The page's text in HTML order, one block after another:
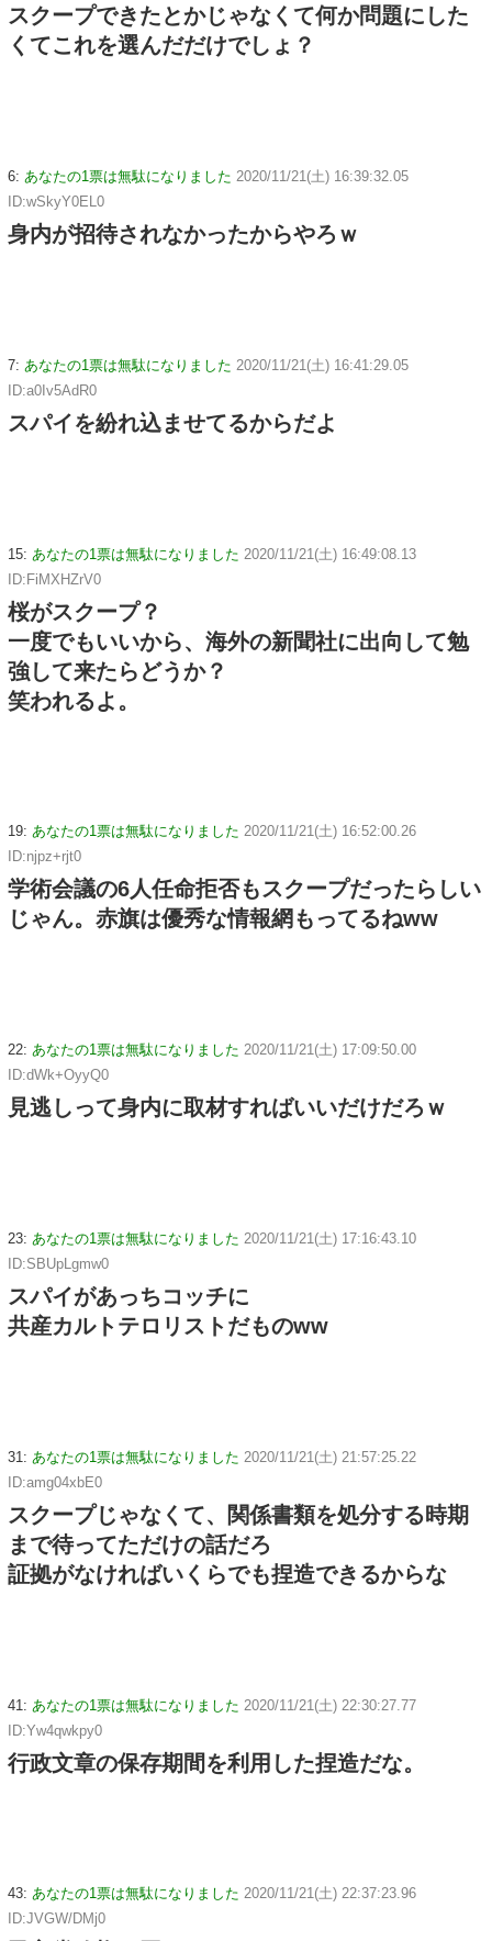
スクープできたとかじゃなくて何か問題にした
くてこれを選んだだけでしょ？
6: あなたの1票は無駄になりました 2020/11/21(土) 16:39:32.05
ID:wSkyY0EL0
身内が招待されなかったからやろｗ
7: あなたの1票は無駄になりました 2020/11/21(土) 16:41:29.05
ID:a0Iv5AdR0
スパイを紛れ込ませてるからだよ
15: あなたの1票は無駄になりました 2020/11/21(土) 16:49:08.13
ID:FiMXHZrV0
桜がスクープ？
一度でもいいから、海外の新聞社に出向して勉
強して来たらどうか？
笑われるよ。
19: あなたの1票は無駄になりました 2020/11/21(土) 16:52:00.26
ID:njpz+rjt0
学術会議の6人任命拒否もスクープだったらしい
じゃん。赤旗は優秀な情報網もってるねww
22: あなたの1票は無駄になりました 2020/11/21(土) 17:09:50.00
ID:dWk+OyyQ0
見逃しって身内に取材すればいいだけだろｗ
23: あなたの1票は無駄になりました 2020/11/21(土) 17:16:43.10
ID:SBUpLgmw0
スパイがあっちコッチに
共産カルトテロリストだものww
31: あなたの1票は無駄になりました 2020/11/21(土) 21:57:25.22
ID:amg04xbE0
スクープじゃなくて、関係書類を処分する時期
まで待ってただけの話だろ
証拠がなければいくらでも捏造できるからな
41: あなたの1票は無駄になりました 2020/11/21(土) 22:30:27.77
ID:Yw4qwkpy0
行政文章の保存期間を利用した捏造だな。
43: あなたの1票は無駄になりました 2020/11/21(土) 22:37:23.96
ID:JVGW/DMj0